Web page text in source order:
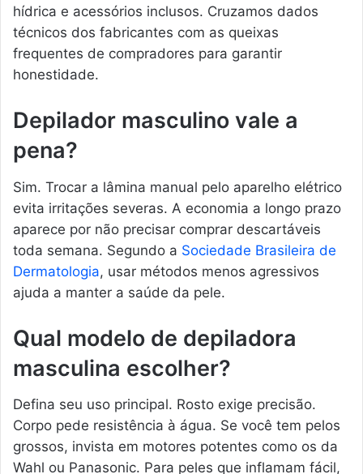
hídrica e acessórios inclusos. Cruzamos dados
técnicos dos fabricantes com as queixas
frequentes de compradores para garantir
honestidade.
Depilador masculino vale a
pena?
Sim. Trocar a lâmina manual pelo aparelho elétrico
evita irritações severas. A economia a longo prazo
aparece por não precisar comprar descartáveis
toda semana. Segundo a Sociedade Brasileira de
Dermatologia, usar métodos menos agressivos
ajuda a manter a saúde da pele.
Qual modelo de depiladora
masculina escolher?
Defina seu uso principal. Rosto exige precisão.
Corpo pede resistência à água. Se você tem pelos
grossos, invista em motores potentes como os da
Wahl ou Panasonic. Para peles que inflamam fácil,